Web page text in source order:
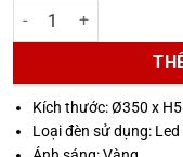
Đèn gỗ thả trần bậc
Kích thước: Ø350 x
Loại đèn sử dụng: Led